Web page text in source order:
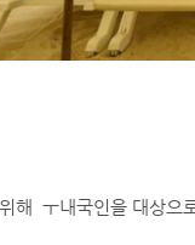
해 ㅜ내국인을 대상